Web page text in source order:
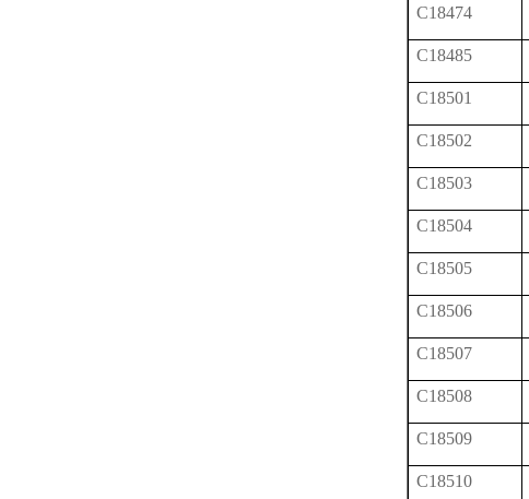
C18474
C18485
C18501
C18502
C18503
C18504
C18505
C18506
C18507
C18508
C18509
C18510